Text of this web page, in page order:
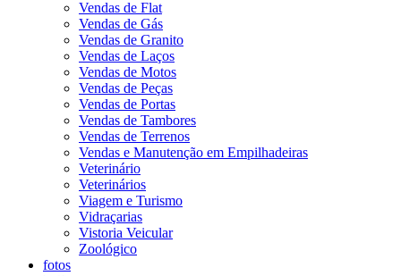
Vendas de Flat
Vendas de Gás
Vendas de Granito
Vendas de Laços
Vendas de Motos
Vendas de Peças
Vendas de Portas
Vendas de Tambores
Vendas de Terrenos
Vendas e Manutenção em Empilhadeiras
Veterinário
Veterinários
Viagem e Turismo
Vidraçarias
Vistoria Veicular
Zoológico
fotos